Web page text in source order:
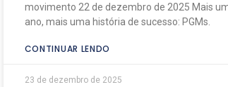
movimento 22 de dezembro de 2025 Mais
ano, mais uma história de sucesso: PGMs.
CONTINUAR LENDO
23 de dezembro de 2025